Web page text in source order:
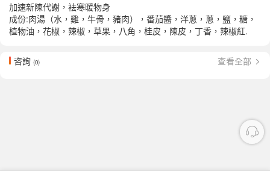
加速新陳代謝，袪寒暖物身
成份:肉湯（水，雞，牛骨，豬肉），番茄醬，洋蔥，蔥，鹽，糖，
植物油，花椒，辣椒，草果，八角，桂皮，陳皮，丁香，辣椒紅.
咨詢 (0) 查看全部